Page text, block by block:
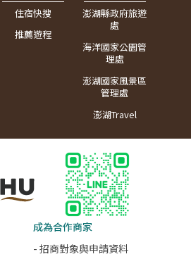
住宿快搜
推薦遊程
澎湖縣政府旅遊
處
海洋國家公園管
理處
澎湖國家風景區
管理處
澎湖Travel
成為合作商家
- 招商對象與申請資料